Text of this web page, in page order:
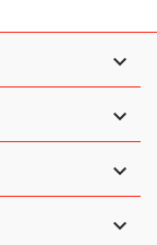



